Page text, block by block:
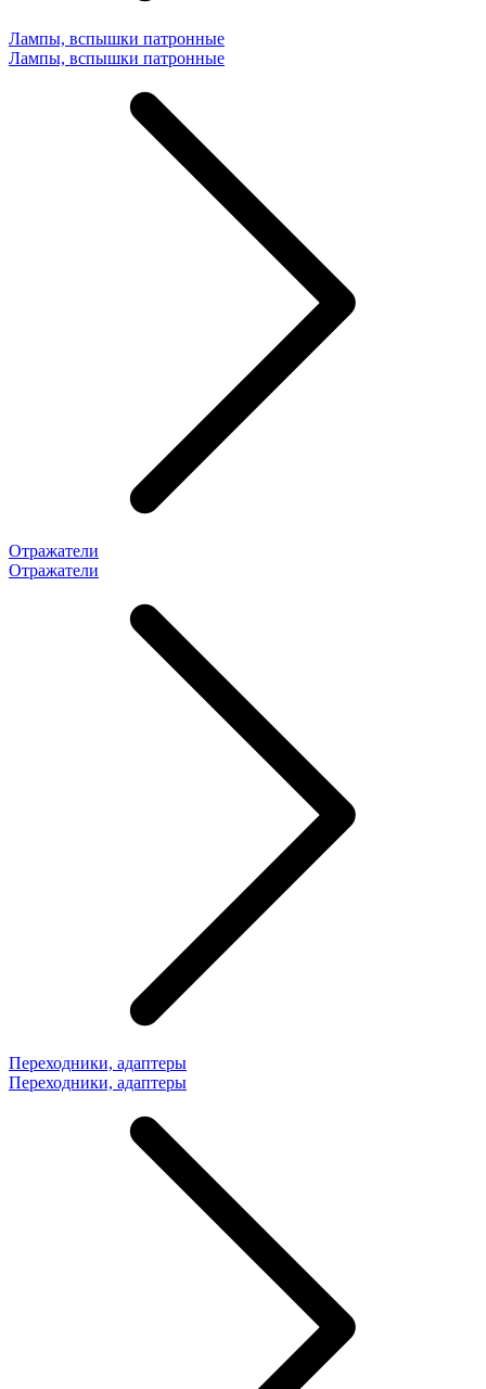
Лампы, вспышки патронные
Лампы, вспышки патронные
Отражатели
Отражатели
Переходники, адаптеры
Переходники, адаптеры